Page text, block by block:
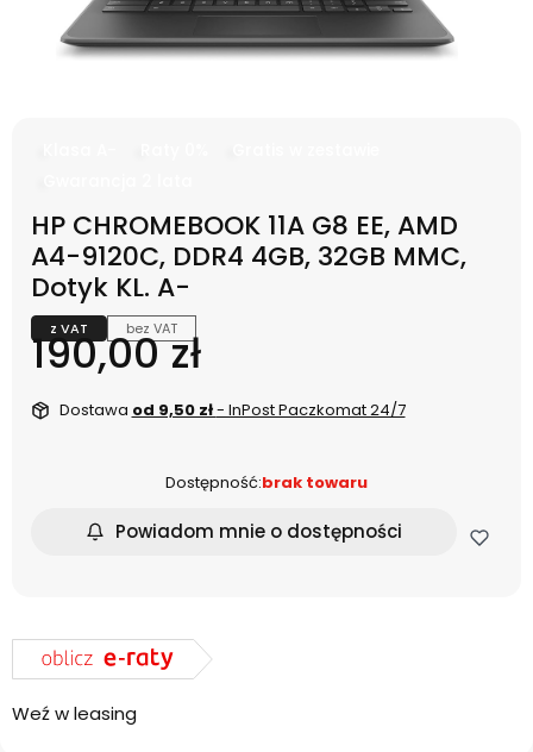
HP CHROMEBOOK 11A G8 EE, AMD
A4-9120C, DDR4 4GB, 32GB MMC,
Dotyk KL. A-
z VAT bez VAT
Cena
190,00 zł
Dostawa od 9,50 zł- InPost Paczkomat 24/7
Dostępność:brak towaru
Powiadom mnie o dostępności
Weź w leasing